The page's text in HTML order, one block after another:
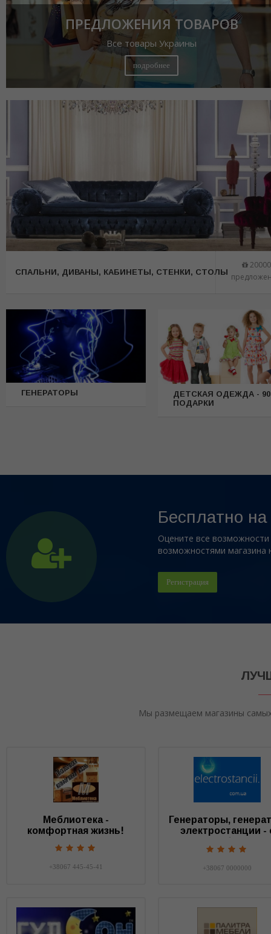
ПРЕДЛОЖЕНИЯ ТОВАРОВ
Все товары Украины
подробнее
CПАЛЬНИ, ДИВАНЫ, КАБИНЕТЫ, СТЕНКИ, СТОЛЫ
20000
ГЕНЕРАТОРЫ
ДЕТСКАЯ ОДЕЖДА -
ПОДАРКИ
Бесплатно
Оцените все
возможностями магазина
Регистрация
Мы размещаем магазины
Меблиотека -
комфортная жизнь!
+38067 445-45-41
Генераторы,
электростанции -
+38067 0000000